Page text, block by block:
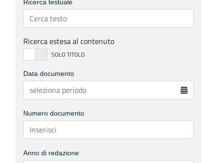
Ricerca testuale
Ricerca estesa al contenuto
Data documento
Numero documento
Anno di redazione